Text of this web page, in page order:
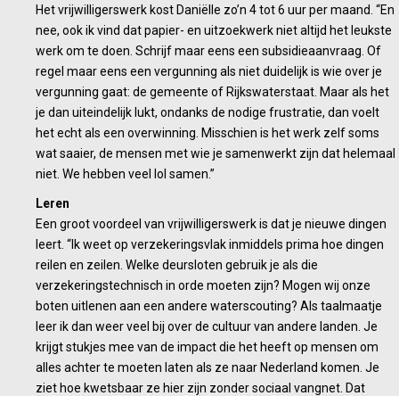
Het vrijwilligerswerk kost Daniëlle zo’n 4 tot 6 uur per maand. “En
nee, ook ik vind dat papier- en uitzoekwerk niet altijd het leukste
werk om te doen. Schrijf maar eens een subsidieaanvraag. Of
regel maar eens een vergunning als niet duidelijk is wie over je
vergunning gaat: de gemeente of Rijkswaterstaat. Maar als het
je dan uiteindelijk lukt, ondanks de nodige frustratie, dan voelt
het echt als een overwinning. Misschien is het werk zelf soms
wat saaier, de mensen met wie je samenwerkt zijn dat helemaal
niet. We hebben veel lol samen.”
Leren
Een groot voordeel van vrijwilligerswerk is dat je nieuwe dingen
leert. “Ik weet op verzekeringsvlak inmiddels prima hoe dingen
reilen en zeilen. Welke deursloten gebruik je als die
verzekeringstechnisch in orde moeten zijn? Mogen wij onze
boten uitlenen aan een andere waterscouting? Als taalmaatje
leer ik dan weer veel bij over de cultuur van andere landen. Je
krijgt stukjes mee van de impact die het heeft op mensen om
alles achter te moeten laten als ze naar Nederland komen. Je
ziet hoe kwetsbaar ze hier zijn zonder sociaal vangnet. Dat